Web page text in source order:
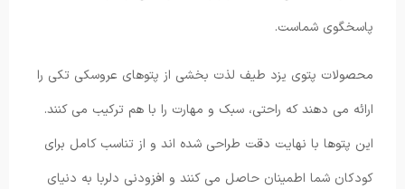
پاسخگوی شماست.
محصولات پتوی یزد طیف لذت بخشی از پتوهای عروسکی تکی را
ارائه می دهند که راحتی، سبک و مهارت را با هم ترکیب می کنند.
این پتوها با نهایت دقت طراحی شده اند و از تناسب کامل برای
کودکان شما اطمینان حاصل می کنند و افزودنی دلربا به دنیای